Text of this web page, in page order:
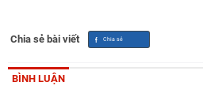
Chia sẻ bài viết
BÌNH LUẬN